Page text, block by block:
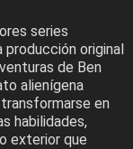
series
producción original
de Ben
alienígena
en
habilidades,
exterior que